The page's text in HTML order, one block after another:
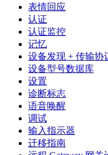
表情回应
认证
认证监控
记忆
设备发现 + 传输协
设备型号数据库
设置
诊断标志
语音唤醒
调试
输入指示器
迁移指南